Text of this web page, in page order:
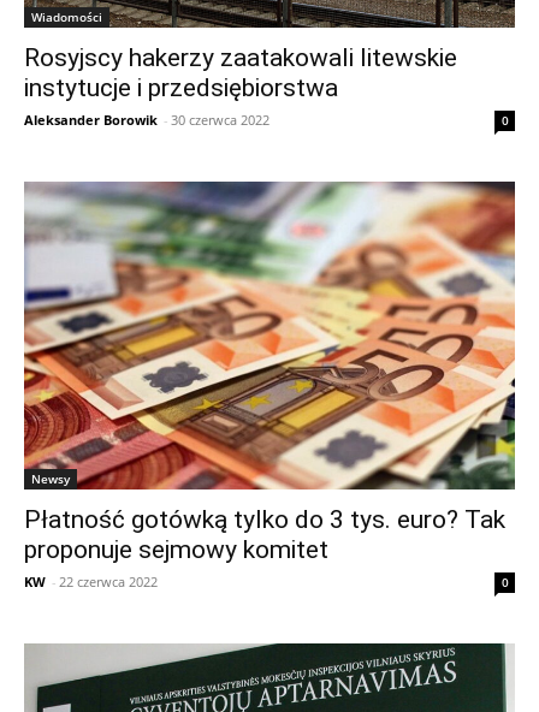
Wiadomości
Rosyjscy hakerzy zaatakowali litewskie
instytucje i przedsiębiorstwa
Aleksander Borowik - 30 czerwca 2022 0
Newsy
Płatność gotówką tylko do 3 tys. euro? Tak
proponuje sejmowy komitet
KW - 22 czerwca 2022 0